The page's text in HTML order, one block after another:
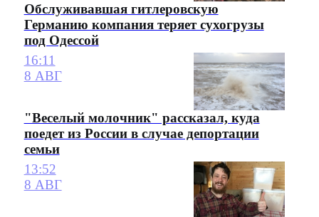
Обслуживавшая гитлеровскую
Германию компания теряет сухогрузы
под Одессой
16:11
8 АВГ
"Веселый молочник" рассказал, куда
поедет из России в случае депортации
семьи
13:52
8 АВГ